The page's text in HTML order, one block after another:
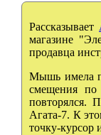
Рассказывает
магазине
продавца
Мышь имела
смещения по
повторялся.
Агата-7. К
точку-курсор